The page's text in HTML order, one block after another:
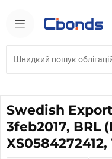
Swedish
3feb2017, BRL
XS0584272412,